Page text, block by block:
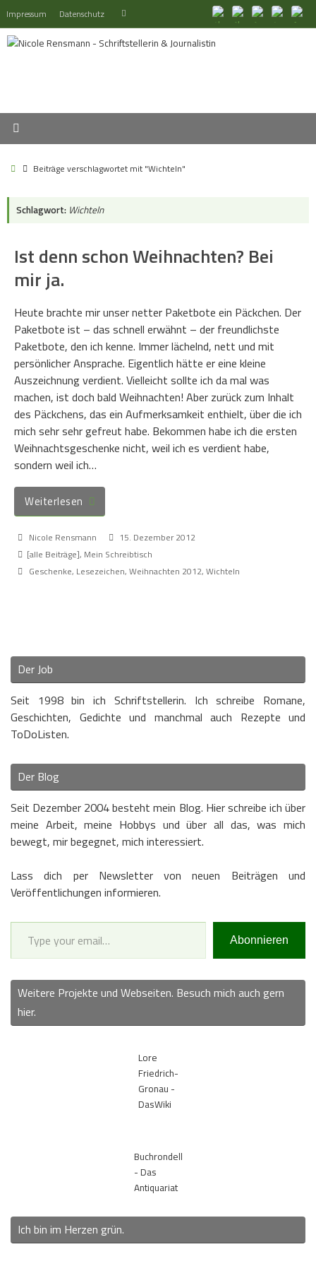
Inhalt
springen
Impressum Datenschutz Suchen
StartBeiträge verschlagwortet mit "Wichteln"
Schlagwort: Wichteln
Ist denn schon Weihnachten? Bei
mir ja.
Heute brachte mir unser netter Paketbote ein Päckchen. Der
Paketbote ist – das schnell erwähnt – der freundlichste
Paketbote, den ich kenne. Immer lächelnd, nett und mit
persönlicher Ansprache. Eigentlich hätte er eine kleine
Auszeichnung verdient. Vielleicht sollte ich da mal was
machen, ist doch bald Weihnachten! Aber zurück zum Inhalt
des Päckchens, das ein Aufmerksamkeit enthielt, über die ich
mich sehr sehr gefreut habe. Bekommen habe ich die ersten
Weihnachtsgeschenke nicht, weil ich es verdient habe,
sondern weil ich…
Weiterlesen
Nicole Rensmann
15. Dezember 2012
[alle Beiträge], Mein Schreibtisch
Geschenke, Lesezeichen, Weihnachten 2012, Wichteln
Der Job
Seit 1998 bin ich Schriftstellerin. Ich schreibe Romane,
Geschichten, Gedichte und manchmal auch Rezepte und
ToDoListen.
Der Blog
Seit Dezember 2004 besteht mein Blog. Hier schreibe ich über
meine Arbeit, meine Hobbys und über all das, was mich
bewegt, mir begegnet, mich interessiert.
Lass dich per Newsletter von neuen Beiträgen und
Veröffentlichungen informieren.
Type your email…
Abonnieren
Weitere Projekte und Webseiten. Besuch mich auch gern
hier.
Lore
Friedrich-
Gronau -
DasWiki
Buchrondell
- Das
Antiquariat
Ich bin im Herzen grün.